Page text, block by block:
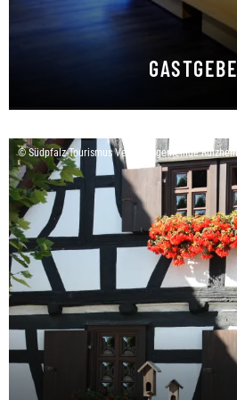
© Südpfalz-Tourismus Verbandsgemeinde